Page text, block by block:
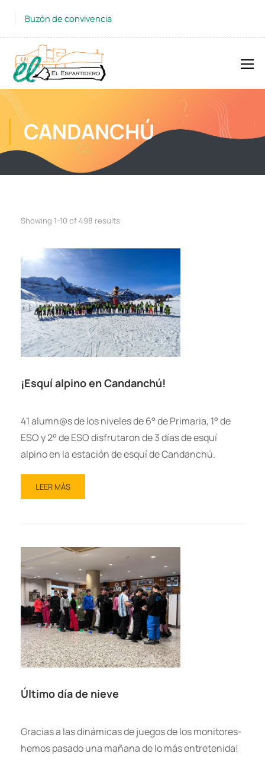
Buzón de convivencia
CANDANCHÚ
Showing 1-10 of 498 results
¡Esquí alpino en Candanchú!
41 alumn@s de los niveles de 6° de Primaria, 1° de
ESO y 2° de ESO disfrutaron de 3 días de esquí
alpino en la estación de esquí de Candanchú.
LEER MÁS
Último día de nieve
Gracias a las dinámicas de juegos de los monitores-
hemos pasado una mañana de lo más entretenida!